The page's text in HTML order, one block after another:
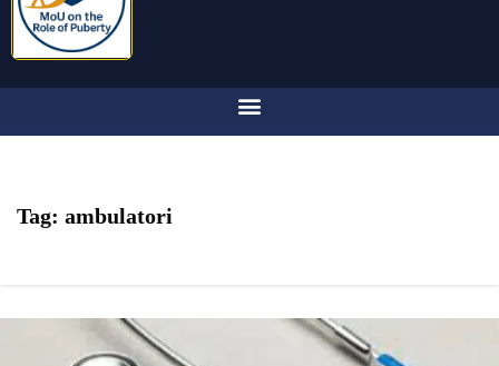
Tag: ambulatori